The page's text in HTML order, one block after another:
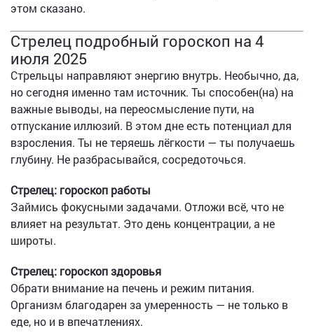
этом сказано.
Стрелец подробный гороскоп на 4
июля 2025
Стрельцы направляют энергию внутрь. Необычно, да,
но сегодня именно там источник. Ты способен(на) на
важные выводы, на переосмысление пути, на
отпускание иллюзий. В этом дне есть потенциал для
взросления. Ты не теряешь лёгкости — ты получаешь
глубину. Не разбрасывайся, сосредоточься.
Стрелец: гороскоп работы
Займись фокусными задачами. Отложи всё, что не
влияет на результат. Это день концентрации, а не
широты.
Стрелец: гороскоп здоровья
Обрати внимание на печень и режим питания.
Организм благодарен за умеренность — не только в
еде, но и в впечатлениях.